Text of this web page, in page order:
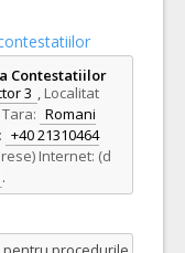
(LOT-0044)
(Rev.2)
ATRIBUIT
si cabluri de detasare
Contestatiilor
3 , Localitat
Tara: Romani
+40 21310464
Internet: (d
.